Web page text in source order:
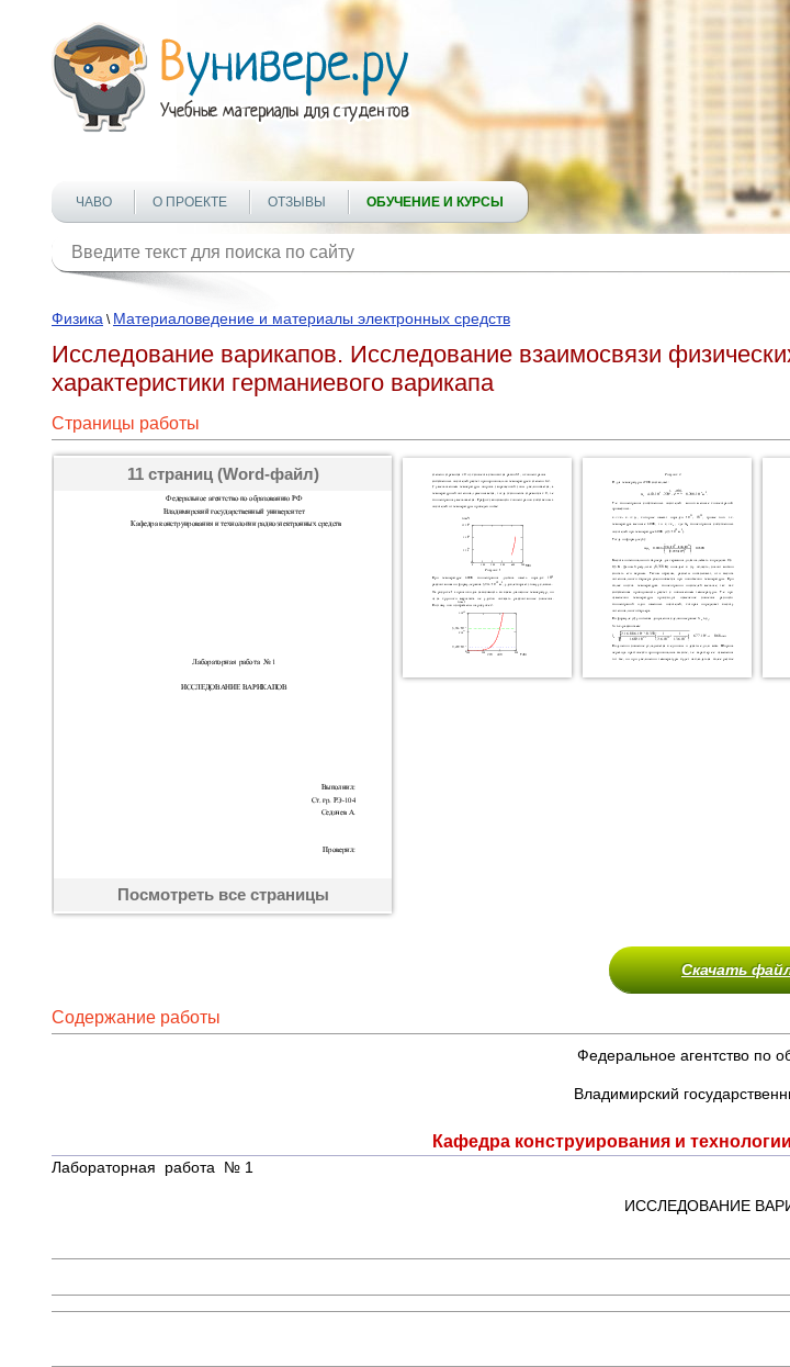
ЧАВО О ПРОЕКТЕ ОТЗЫВЫ ОБУЧЕНИЕ И КУРСЫ
Физика \ Материаловедение и материалы электронных средств
Исследование варикапов. Исследование взаимосвязи
характеристики германиевого варикапа
Страницы работы
11 страниц (Word-файл)
Посмотреть все страницы
Скачать
Содержание работы
Федеральное агентство по
Владимирский
Кафедра конструирования и
Лабораторная работа № 1
ИССЛЕДОВАНИЕ